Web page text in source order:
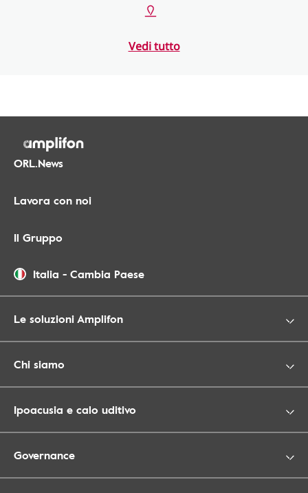
Vedi tutto
ORL.News
Lavora con noi
Il Gruppo
Italia - Cambia Paese
Le soluzioni Amplifon
Chi siamo
Ipoacusia e calo uditivo
Governance